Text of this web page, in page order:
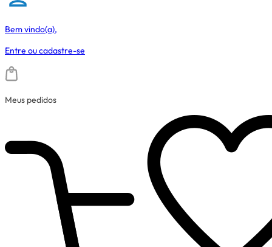
Bem vindo(a),
Entre oucadastre-se
Meus pedidos